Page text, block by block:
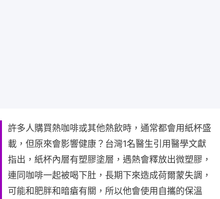
許多人購買熱咖啡或其他熱飲時，通常都會用紙杯盛
載，但原來會影響健康？台灣1名醫生引用醫學文獻
指出，紙杯內層有塑膠塗層，遇熱會釋放出微塑膠，
連同咖啡一起被喝下肚，長期下來造成荷爾蒙失調，
可能和肥胖和暗瘡有關，所以他會使用自攜的保溫